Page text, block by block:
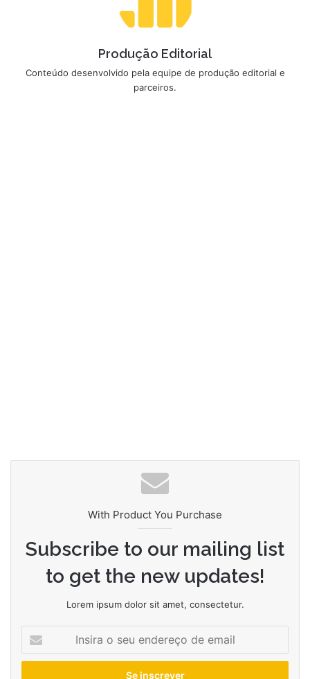
Produção Editorial
Conteúdo desenvolvido pela equipe de produção editorial e
parceiros.
With Product You Purchase
Subscribe to our mailing list
to get the new updates!
Lorem ipsum dolor sit amet, consectetur.
seu